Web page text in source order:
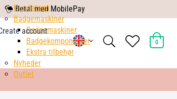
mobile
pay
Betal med MobilePay
account
search heart
light
0
Hundetegn
Badgemaskiner
Badgemaskiner
Badgekomponenter
Ekstra tilbehør
Nyheder
Outlet